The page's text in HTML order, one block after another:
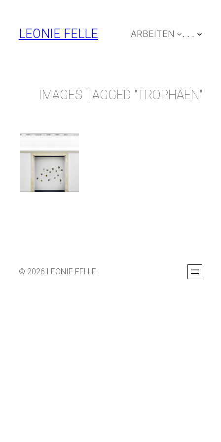
Inhalt
springen
LEONIE FELLE ARBEITEN . . .
IMAGES TAGGED "TROPHÄEN"
© 2026 LEONIE FELLE